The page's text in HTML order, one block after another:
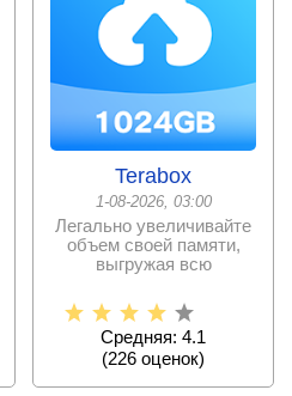
Terabox
1-08-2026, 03:00
Легально увеличивайте
объем своей памяти,
выгружая всю
информацию и
Средняя: 4.1
(226 оценок)